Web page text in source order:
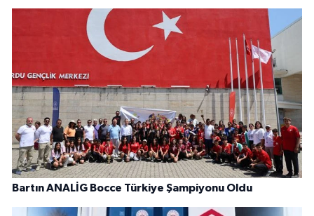
Bartın ANALİG Bocce Türkiye Şampiyonu Oldu